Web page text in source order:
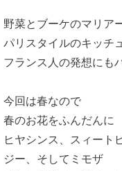
野菜とブーケのマリア
パリスタイルのキッチ
フランス人の発想にも
今回は春なので
春のお花をふんだんに
ヒヤシンス、スィート
ジー、そしてミモザ